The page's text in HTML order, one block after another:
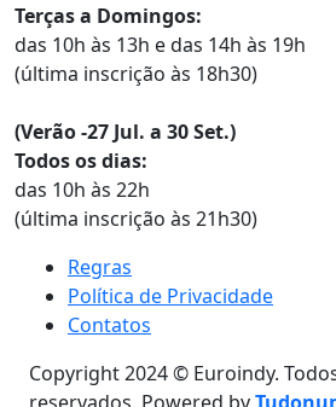
Terças a Domingos:
das 10h às 13h e das 14h às 19h
(última inscrição às 18h30)
(Verão -27 Jul. a 30 Set.)
Todos os dias:
das 10h às 22h
(última inscrição às 21h30)
Regras
Política de Privacidade
Contatos
Copyright 2024 © Euroindy.
reservados. Powered by